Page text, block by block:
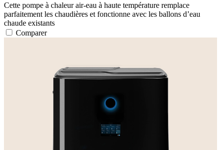
Cette pompe à chaleur air-eau à haute température remplace
parfaitement les chaudières et fonctionne avec les ballons d’eau
chaude existants
Comparer